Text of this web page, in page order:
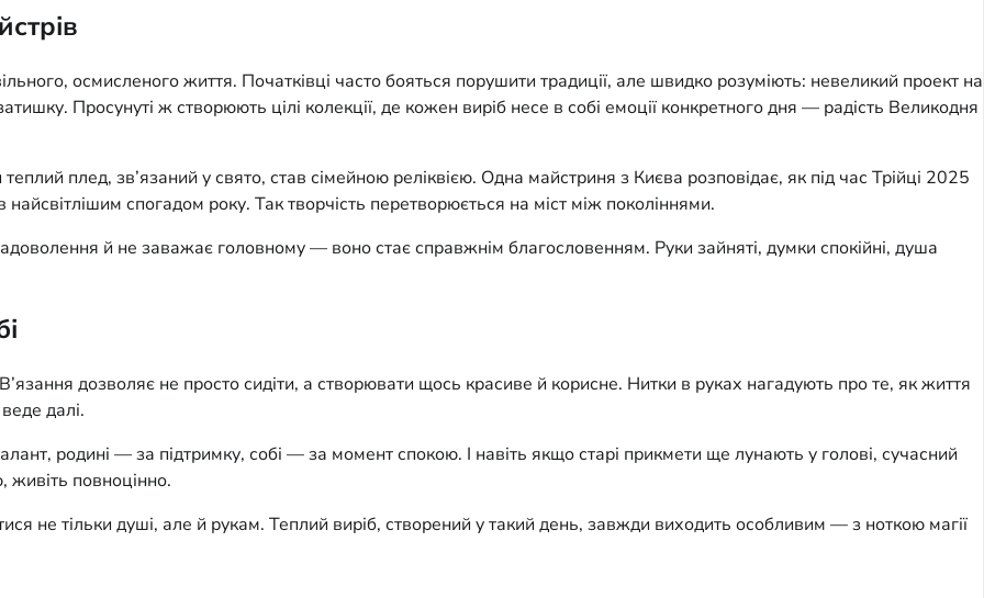
осмисленого життя. Початківці часто бояться порушити традиції, але швидко розуміють: невеликий проект на
Просунуті ж створюють цілі колекції, де кожен виріб несе в собі емоції конкретного дня — радість Великодня
плед, зв’язаний у свято, став сімейною реліквією. Одна майстриня з Києва розповідає, як під час Трійці 2025
спогадом року. Так творчість перетворюється на міст між поколіннями.
й не заважає головному — воно стає справжнім благословенням. Руки зайняті, думки спокійні, душа
В’язання дозволяє не просто сидіти, а створювати щось красиве й корисне. Нитки в руках нагадують про те, як життя
далі.
родині — за підтримку, собі — за момент спокою. І навіть якщо старі прикмети ще лунають у голові, сучасний
живіть повноцінно.
не тільки душі, але й рукам. Теплий виріб, створений у такий день, завжди виходить особливим — з ноткою магії